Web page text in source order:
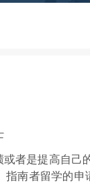
者是提高自己
南者留学的